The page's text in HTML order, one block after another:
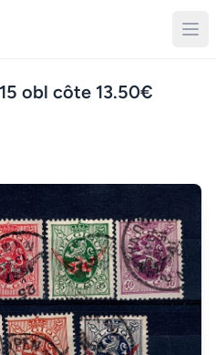
obl côte 13.50€